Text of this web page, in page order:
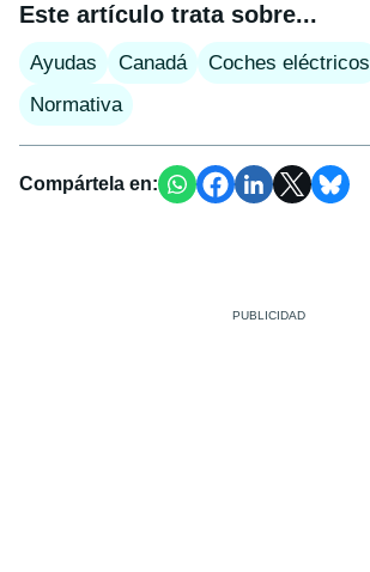
Este artículo trata sobre...
Ayudas Canadá Coches eléctricos
Normativa
Compártela en: